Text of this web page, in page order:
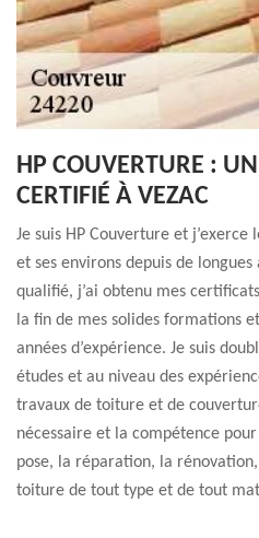
HP COUVERTURE :
CERTIFIÉ À VEZAC
Je suis HP Couverture et
et ses environs depuis de longues
qualifié, j’ai obtenu mes
la fin de mes solides formations
années d’expérience. Je suis
études et au niveau des
travaux de toiture et de
nécessaire et la compétence
pose, la réparation, la
toiture de tout type et de tout